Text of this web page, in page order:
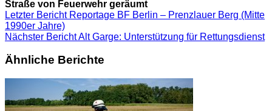
Straße von Feuerwehr geräumt
Letzter BerichtReportage BF Berlin – Prenzlauer Berg (Mitte
1990er Jahre)
Nächster BerichtAlt Garge: Unterstützung für Rettungsdienst
Ähnliche Berichte